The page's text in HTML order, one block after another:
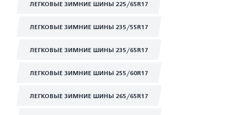
ЛЕГКОВЫЕ ЗИМНИЕ ШИНЫ 225/65R17
ЛЕГКОВЫЕ ЗИМНИЕ ШИНЫ 235/55R17
ЛЕГКОВЫЕ ЗИМНИЕ ШИНЫ 235/65R17
ЛЕГКОВЫЕ ЗИМНИЕ ШИНЫ 255/60R17
ЛЕГКОВЫЕ ЗИМНИЕ ШИНЫ 265/65R17